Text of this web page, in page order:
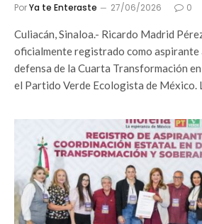
PorYa te Enteraste 27/06/2026 0
Culiacán, Sinaloa.- Ricardo Madrid
oficialmente registrado como aspirante
defensa de la Cuarta Transformación
el Partido Verde Ecologista de México.